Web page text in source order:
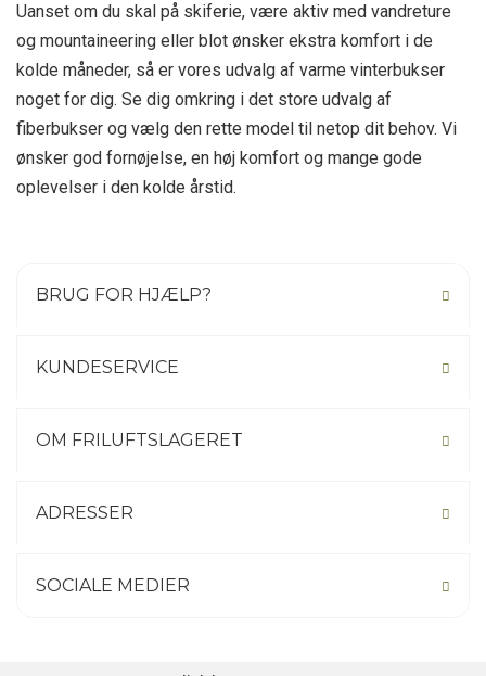
Uanset om du skal på skiferie, være aktiv med vandreture
og mountaineering eller blot ønsker ekstra komfort i de
kolde måneder, så er vores udvalg af varme vinterbukser
noget for dig. Se dig omkring i det store udvalg af
fiberbukser og vælg den rette model til netop dit behov. Vi
ønsker god fornøjelse, en høj komfort og mange gode
oplevelser i den kolde årstid.
BRUG FOR HJÆLP?
KUNDESERVICE
OM FRILUFTSLAGERET
ADRESSER
SOCIALE MEDIER